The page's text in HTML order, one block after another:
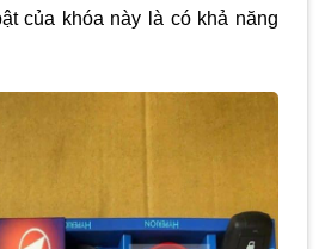
của khóa này là có khả năng